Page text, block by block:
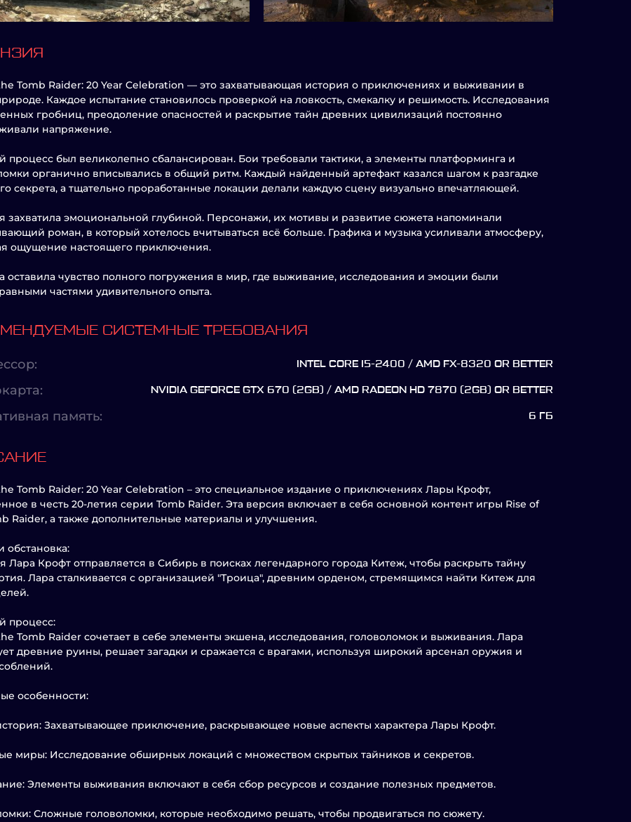
Tomb Raider: 20 Year Celebration — это захватывающая история о приключениях и выживании в
Каждое испытание становилось проверкой на ловкость, смекалку и решимость. Исследования
гробниц, преодоление опасностей и раскрытие тайн древних цивилизаций постоянно
напряжение.
процесс был великолепно сбалансирован. Бои требовали тактики, а элементы платформинга и
органично вписывались в общий ритм. Каждый найденный артефакт казался шагом к разгадке
секрета, а тщательно проработанные локации делали каждую сцену визуально впечатляющей.
захватила эмоциональной глубиной. Персонажи, их мотивы и развитие сюжета напоминали
роман, в который хотелось вчитываться всё больше. Графика и музыка усиливали атмосферу,
ощущение настоящего приключения.
оставила чувство полного погружения в мир, где выживание, исследования и эмоции были
частями удивительного опыта.
СИСТЕМНЫЕ ТРЕБОВАНИЯ
INTEL CORE I5-2400 / AMD FX-8320 OR BETTER
NVIDIA GEFORCE GTX 670 (2GB) / AMD RADEON HD 7870 (2GB) OR BETTER
память: 6 ГБ
Tomb Raider: 20 Year Celebration – это специальное издание о приключениях Лары Крофт,
в честь 20-летия серии Tomb Raider. Эта версия включает в себя основной контент игры Rise of
Raider, а также дополнительные материалы и улучшения.
обстановка:
Лара Крофт отправляется в Сибирь в поисках легендарного города Китеж, чтобы раскрыть тайну
Лара сталкивается с организацией "Троица", древним орденом, стремящимся найти Китеж для
процесс:
Tomb Raider сочетает в себе элементы экшена, исследования, головоломок и выживания. Лара
древние руины, решает загадки и сражается с врагами, используя широкий арсенал оружия и
особенности:
Захватывающее приключение, раскрывающее новые аспекты характера Лары Крофт.
миры: Исследование обширных локаций с множеством скрытых тайников и секретов.
Элементы выживания включают в себя сбор ресурсов и создание полезных предметов.
Сложные головоломки, которые необходимо решать, чтобы продвигаться по сюжету.